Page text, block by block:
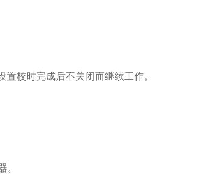
校时完成后不关闭而继续工作。
。